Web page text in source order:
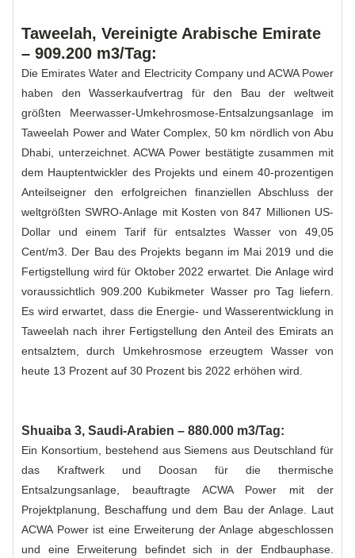
Taweelah, Vereinigte Arabische Emirate
– 909.200 m3/Tag:
Die Emirates Water and Electricity Company und ACWA Power
haben den Wasserkaufvertrag für den Bau der weltweit
größten Meerwasser-Umkehrosmose-Entsalzungsanlage im
Taweelah Power and Water Complex, 50 km nördlich von Abu
Dhabi, unterzeichnet. ACWA Power bestätigte zusammen mit
dem Hauptentwickler des Projekts und einem 40-prozentigen
Anteilseigner den erfolgreichen finanziellen Abschluss der
weltgrößten SWRO-Anlage mit Kosten von 847 Millionen US-
Dollar und einem Tarif für entsalztes Wasser von 49,05
Cent/m3. Der Bau des Projekts begann im Mai 2019 und die
Fertigstellung wird für Oktober 2022 erwartet. Die Anlage wird
voraussichtlich 909.200 Kubikmeter Wasser pro Tag liefern.
Es wird erwartet, dass die Energie- und Wasserentwicklung in
Taweelah nach ihrer Fertigstellung den Anteil des Emirats an
entsalztem, durch Umkehrosmose erzeugtem Wasser von
heute 13 Prozent auf 30 Prozent bis 2022 erhöhen wird.
Shuaiba 3, Saudi-Arabien – 880.000 m3/Tag:
Ein Konsortium, bestehend aus Siemens aus Deutschland für
das Kraftwerk und Doosan für die thermische
Entsalzungsanlage, beauftragte ACWA Power mit der
Projektplanung, Beschaffung und dem Bau der Anlage. Laut
ACWA Power ist eine Erweiterung der Anlage abgeschlossen
und eine Erweiterung befindet sich in der Endbauphase.